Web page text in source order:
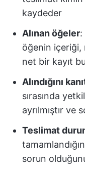
kaydeder
Alınan öğeler:
öğenin içeriği,
net bir kayıt
Alındığını
sırasında
ayrılmıştır ve
Teslimat
sorun